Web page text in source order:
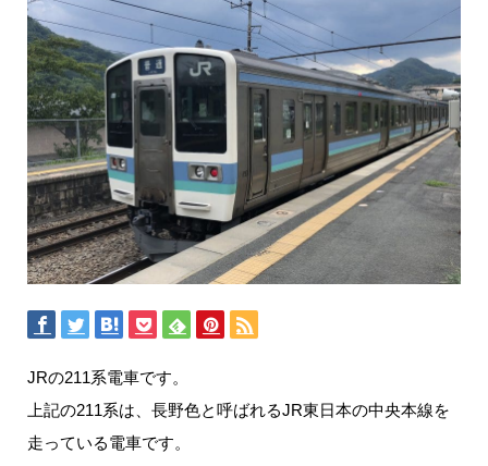
JRの211系電車です。
上記の211系は、長野色と呼ばれるJR東日本の中央本線を
走っている電車です。